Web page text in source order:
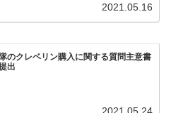
2021.05.16
のクレベリン購入に関する質問主意書
出
2021.05.24